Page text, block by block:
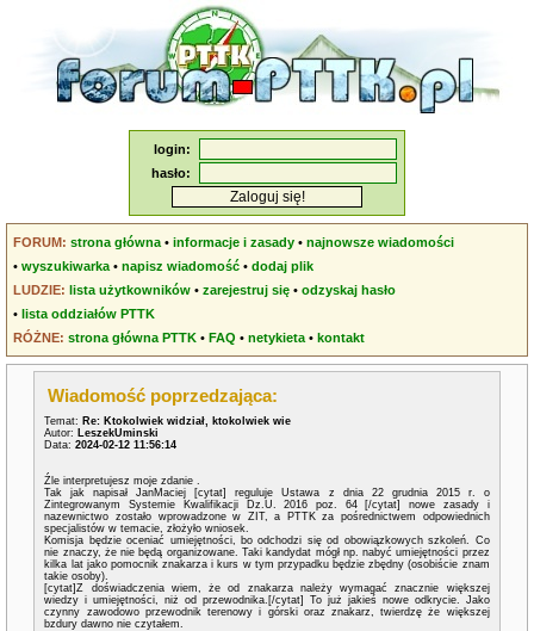
login:
hasło:
FORUM: strona główna •informacje i zasady •najnowsze wiadomości
•wyszukiwarka •napisz wiadomość •dodaj plik
LUDZIE: lista użytkowników •zarejestruj się •odzyskaj hasło
•lista oddziałów PTTK
RÓŻNE: strona główna PTTK •FAQ •netykieta •kontakt
Wiadomość poprzedzająca:
Temat: Re: Ktokolwiek widział, ktokolwiek wie
Autor: LeszekUminski
Data:2024-02-12 11:56:14
Źle interpretujesz moje zdanie .
Tak jak napisał JanMaciej [cytat] reguluje Ustawa z dnia 22 grudnia 2015 r. o
Zintegrowanym Systemie Kwalifikacji Dz.U. 2016 poz. 64 [/cytat] nowe zasady i
nazewnictwo zostało wprowadzone w ZIT, a PTTK za pośrednictwem odpowiednich
specjalistów w temacie, złożyło wniosek.
Komisja będzie oceniać umiejętności, bo odchodzi się od obowiązkowych szkoleń. Co
nie znaczy, że nie będą organizowane. Taki kandydat mógł np. nabyć umiejętności przez
kilka lat jako pomocnik znakarza i kurs w tym przypadku będzie zbędny (osobiście znam
takie osoby).
[cytat]Z doświadczenia wiem, że od znakarza należy wymagać znacznie większej
wiedzy i umiejętności, niż od przewodnika.[/cytat] To już jakieś nowe odkrycie. Jako
czynny zawodowo przewodnik terenowy i górski oraz znakarz, twierdzę że większej
bzdury dawno nie czytałem.